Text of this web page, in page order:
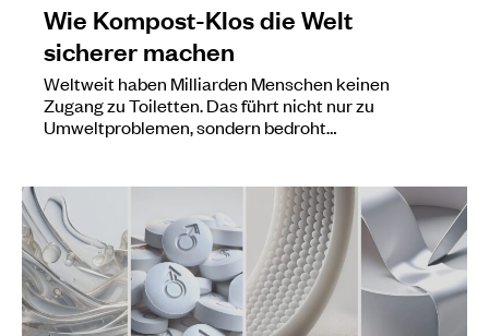
Wie Kompost-Klos die Welt
sicherer machen
Weltweit haben Milliarden Menschen keinen
Zugang zu Toiletten. Das führt nicht nur zu
Umweltproblemen, sondern bedroht…